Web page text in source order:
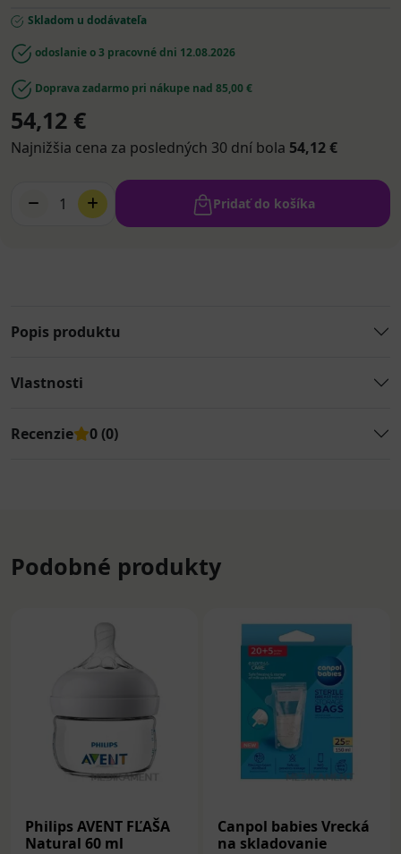
Skladom u dodávateľa
odoslanie o 3 pracovné dni 12.08.2026
Doprava zadarmo pri nákupe nad 85,00 €
54,12 €
Najnižšia cena za posledných 30 dní bola 54,12 €
1 Pridať do košíka
Popis produktu
Vlastnosti
Recenzie 0 (0)
Podobné produkty
Philips AVENT FĽAŠA
Natural 60 ml
Canpol babies Vrecká
na skladovanie